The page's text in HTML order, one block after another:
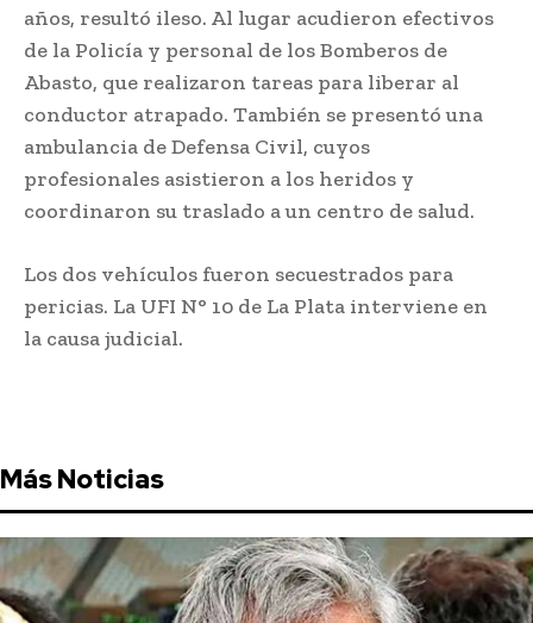
años, resultó ileso. Al lugar acudieron efectivos
de la Policía y personal de los Bomberos de
Abasto, que realizaron tareas para liberar al
conductor atrapado. También se presentó una
ambulancia de Defensa Civil, cuyos
profesionales asistieron a los heridos y
coordinaron su traslado a un centro de salud.
Los dos vehículos fueron secuestrados para
pericias. La UFI N° 10 de La Plata interviene en
la causa judicial.
Más Noticias